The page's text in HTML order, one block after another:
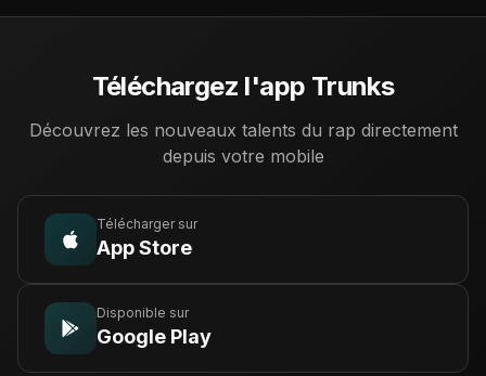
Téléchargez l'app Trunks
Découvrez les nouveaux talents du rap directement
depuis votre mobile
Télécharger sur
App Store
Disponible sur
Google Play